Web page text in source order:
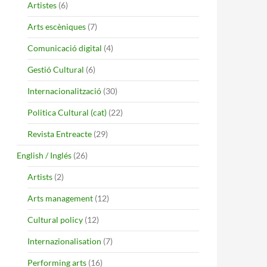
ESPAÑA?
Artistes (6)
Arts escèniques (7)
Comunicació digital (4)
Gestió Cultural (6)
Internacionalització (30)
Politica Cultural (cat) (22)
Revista Entreacte (29)
English / Inglés (26)
Artists (2)
Arts management (12)
Cultural policy (12)
Internazionalisation (7)
Performing arts (16)